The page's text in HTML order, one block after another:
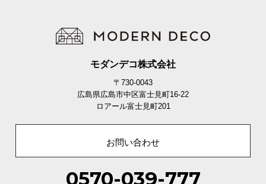
モダンデコ株式会社
〒730-0043
広島県広島市中区富士見町16-22
ロアール富士見町201
お問い合わせ
0570-039-777